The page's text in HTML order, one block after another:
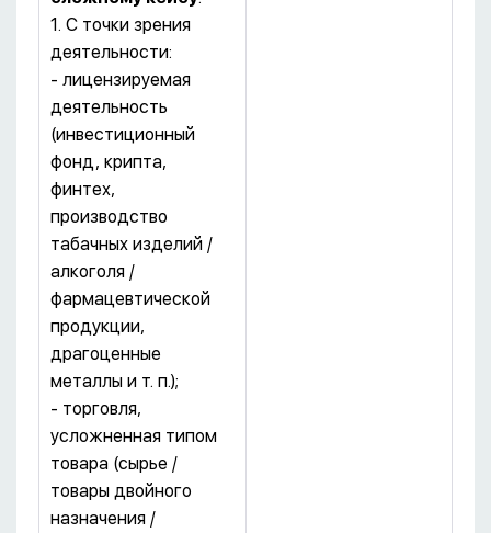
1. С точки зрения
деятельности:
- лицензируемая
деятельность
(инвестиционный
фонд, крипта,
финтех,
производство
табачных изделий /
алкоголя /
фармацевтической
продукции,
драгоценные
металлы и т. п.);
- торговля,
усложненная типом
товара (сырье /
товары двойного
назначения /